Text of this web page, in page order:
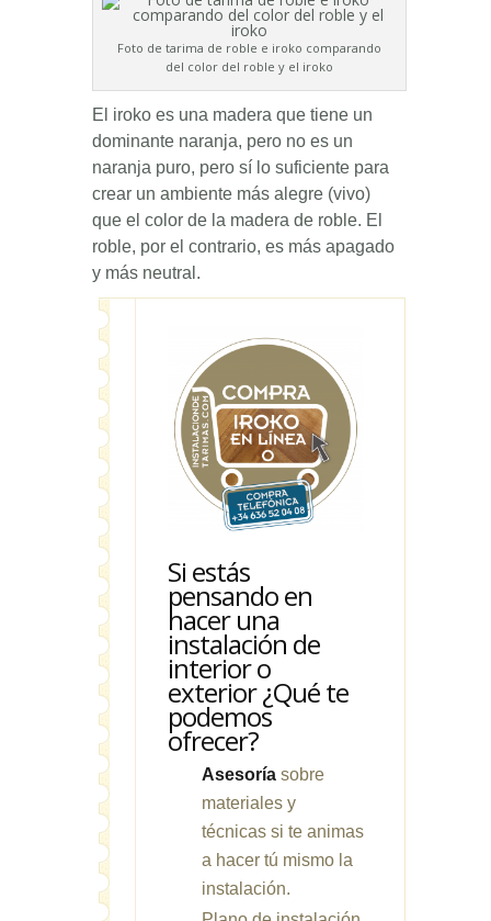
Foto de tarima de roble e iroko comparando
del color del roble y el iroko
El iroko es una madera que tiene un
dominante naranja, pero no es un
naranja puro, pero sí lo suficiente para
crear un ambiente más alegre (vivo)
que el color de la madera de roble. El
roble, por el contrario, es más apagado
y más neutral.
Si estás
pensando en
hacer una
instalación de
interior o
exterior ¿Qué te
podemos
ofrecer?
Asesoría sobre
materiales y
técnicas si te animas
a hacer tú mismo la
instalación.